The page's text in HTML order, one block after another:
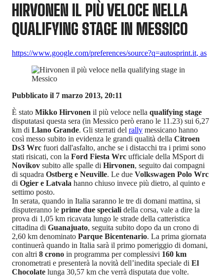
HIRVONEN IL PIÙ VELOCE NELLA
QUALIFYING STAGE IN MESSICO
https://www.google.com/preferences/source?q=autosprint.it, as
Pubblicato il 7 marzo 2013, 20:11
È stato Mikko Hirvonen il più veloce nella qualifying stage
disputatasi questa sera (in Messico però erano le 11.23) sui 6,27
km di Llano Grande. Gli sterrati del rally messicano hanno
così messo subito in evidenza le grandi qualità della Citroen
Ds3 Wrc fuori dall'asfalto, anche se i distacchi tra i primi sono
stati risicati, con la Ford Fiesta Wrc ufficiale della MSport di
Novikov subito alle spalle di Hirvonen, seguito dai compagni
di squadra Ostberg e Neuville. Le due Volkswagen Polo Wrc
di Ogier e Latvala hanno chiuso invece più dietro, al quinto e
settimo posto.
In serata, quando in Italia saranno le tre di domani mattina, si
disputeranno le prime due speciali della corsa, vale a dire la
prova di 1,05 km ricavata lungo le strade della catteristica
cittadina di Guanajuato, seguita subito dopo da un crono di
2,60 km denominato Parque Bicentenario. La prima giornata
continuerà quando in Italia sarà il primo pomeriggio di domani,
con altri 8 crono in programma per complessivi 160 km
cronometrati e presenterà la novità dell’inedita speciale di El
Chocolate lunga 30,57 km che verrà disputata due volte.